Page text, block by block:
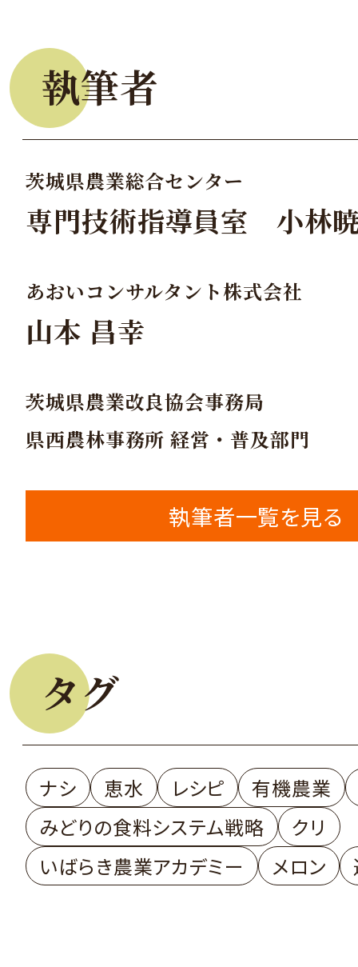
執筆者
茨城県農業総合センター
専門技術指導員室 小林
あおいコンサルタント株式会社
山本 昌幸
茨城県農業改良協会事務局
県西農林事務所 経営・普及部門
執筆者一覧を見る
タグ
ナシ 恵水 レシピ
有機農業
みどりの食料システム戦略
クリ
いばらき農業アカデミー
メロン